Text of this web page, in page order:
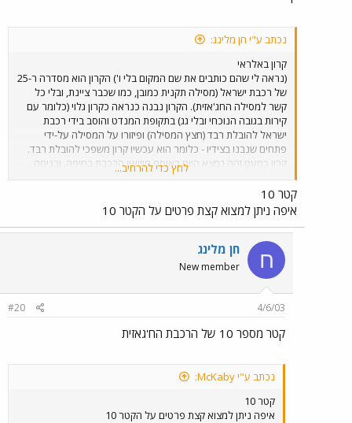
נכתב ע"י חן מלינג:
קרון באלראי
(נראה לי שהם כותבים את שם המקום בלי ו') הקרון הוא מסדרה ר-25
של רכבת ישראל (מסילה תקנית כמובן, כמו שכבר ציינת, ובלי כל
קשר למסילה החג'אזית). הקרון נבנה כנראה כקרון גלוי (כלומר עם
קירות בגובה הנוכחי ובלי גג) בתקופת המנדט והוסב בידי רכבת
ישראל להובלת רבד (חצץ המסילה) ופיזורו על המסילה על-ידי
פתחים שנבנו בצידיו - כלומר הוא עכשיו קרון משפכי להובלת רבד.
קרון כמעט זהה נמצא היום באוסף מוזיאון הרכבת בחיפה. ובנימה
אישית - גם אני מרוצה משיפוץ מבנה התחנה, ואפילו הייתי בחנוכתו
לפני ארבע שנים, אבל בכל זאת קצת חבל לי שהיו צריכים לגלוש לכזו
הצטעצעות עם הקרון הזה, צבעיו והדמויות, במיוחד כאשר יש עדיין
בסדנאות הרכבת בקישון מספר שרידים של קרונות חג'אזיים שמחכים
לתקציב וליד אוהבת. טוב, מה אני יכול לצפות במדינה שבה אף אחד
לא טרח לבדוק את החומר הרלוונטי בארכיו מוזיאון הרכבת לפני
שכתבו את הסקירה ה-'היסטורית' על התחנה, במדינה שגם אם היו
הולכים לארכיון הרכבת היו נענים פניהם ריקם, למרות שקיים חומר
כזה, במדינה שבה כשחושבים על קטר ישן עולה לכולם בראש
המספר 70414 בלי להבין בכלל שמדובר בקטר קיטור שהוא שונה
לחץ כדי להרחיב...
קטר 10
איפה ניתן למצוא קצת פרטים על הקטר 10
ח חן מלינג
New member
4/6/03
#20
קטר מספר 10 של הרכבת הח'גאזית
נכתב ע"י McKaby:
קטר 10
איפה ניתן למצוא קצת פרטים על הקטר 10